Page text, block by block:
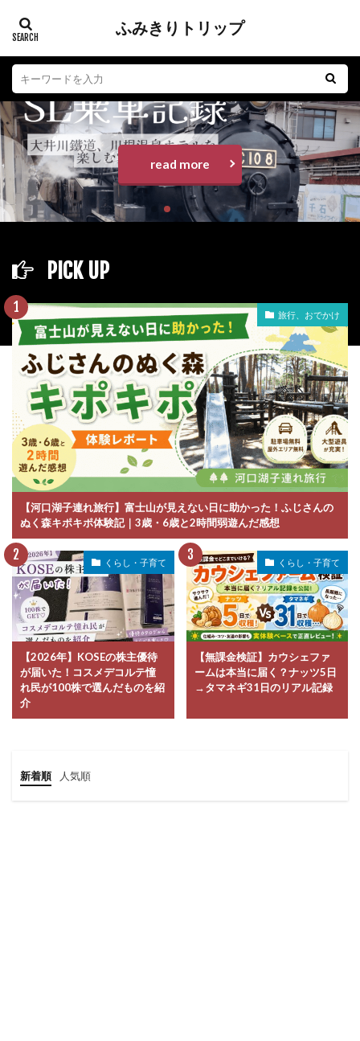
ふみきりトリップ
read more
PICK UP
旅行、おでかけ
【河口湖子連れ旅行】富士山が見えない日に助かった！ふじさんの
ぬく森キポキポ体験記｜3歳・6歳と2時間弱遊んだ感想
くらし・子育て
【2026年】KOSEの株主優待
が届いた！コスメデコルテ憧
れ民が100株で選んだものを紹
介
くらし・子育て
【無課金検証】カウシェファ
ームは本当に届く？ナッツ5日
→タマネギ31日のリアル記録
新着順 人気順